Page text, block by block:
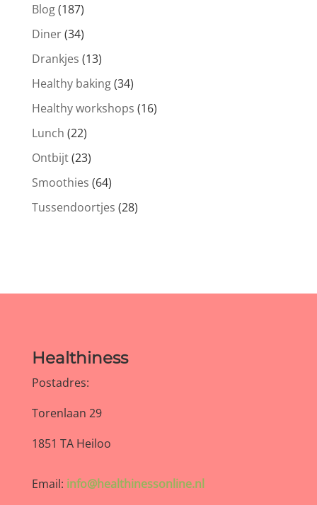
Blog(187)
Diner(34)
Drankjes (13)
Healthy baking(34)
Healthy workshops (16)
Lunch (22)
Ontbijt(23)
Smoothies (64)
Tussendoortjes (28)
Healthiness
Postadres:
Torenlaan 29
1851 TA Heiloo
Email: info@healthinessonline.nl